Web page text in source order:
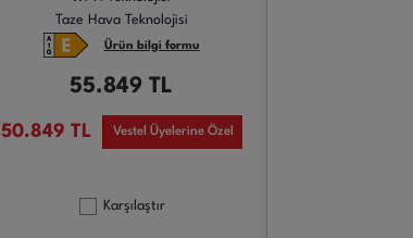
Taze Hava Teknolojisi
Ürün bilgi formu
55.849TL
50.849 TL Vestel Üyelerine Özel
Karşılaştır